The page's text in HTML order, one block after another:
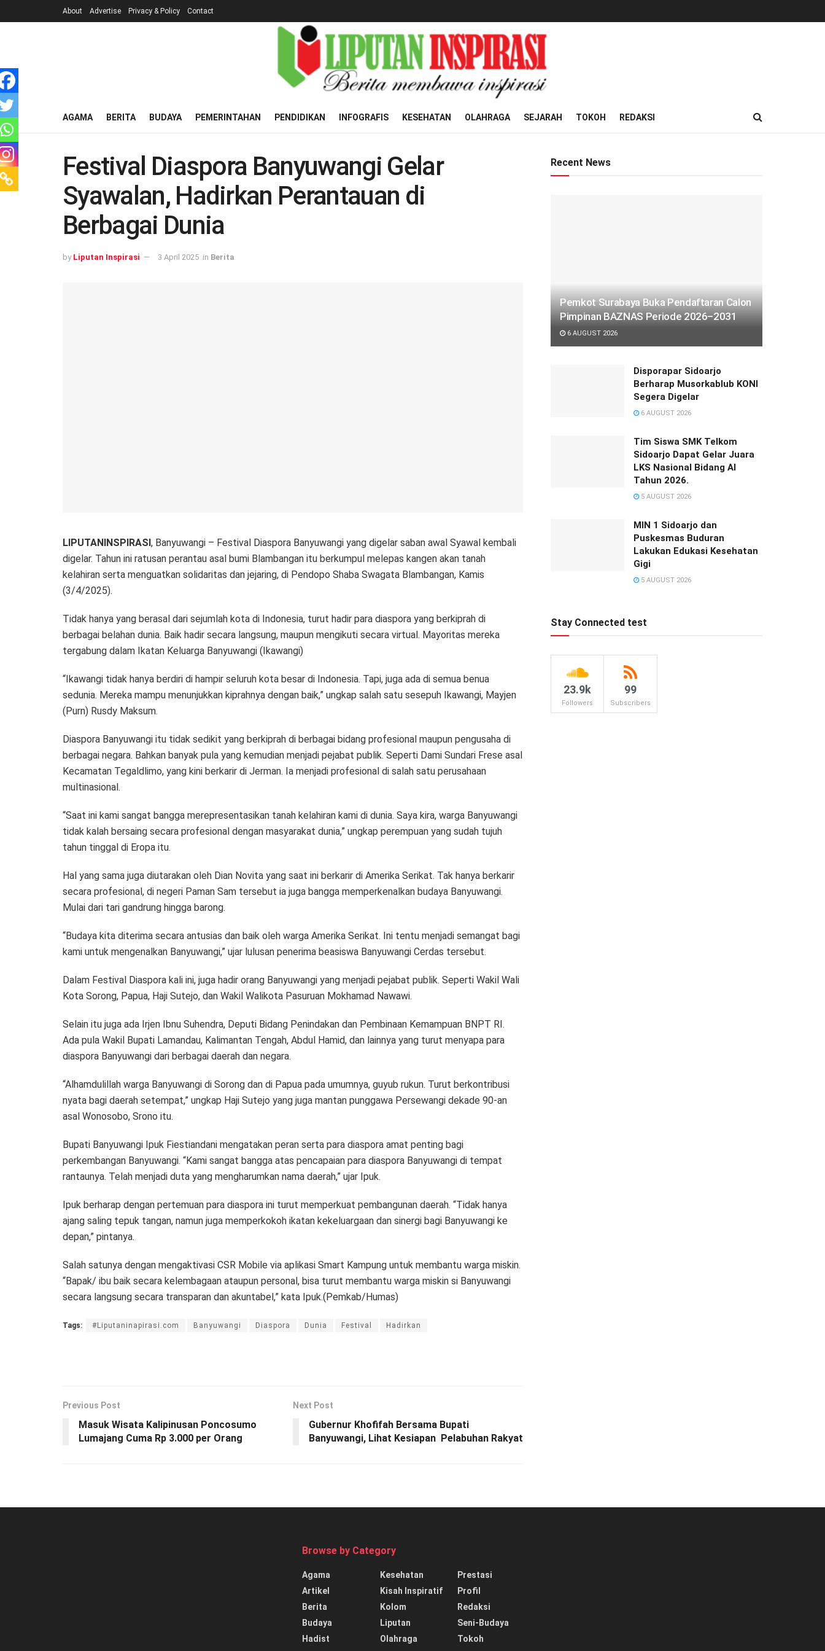
About Advertise Privacy & Policy Contact
AGAMA BERITA BUDAYA PEMERINTAHAN PENDIDIKAN INFOGRAFIS KESEHATAN OLAHRAGA SEJARAH TOKOH REDAKSI
Festival Diaspora Banyuwangi Gelar
Syawalan, Hadirkan Perantauan di
Berbagai Dunia
by Liputan Inspirasi 3 April 2025 in Berita
LIPUTANINSPIRASI, Banyuwangi – Festival Diaspora Banyuwangi yang digelar saban awal Syawal kembali
digelar. Tahun ini ratusan perantau asal bumi Blambangan itu berkumpul melepas kangen akan tanah
kelahiran serta menguatkan solidaritas dan jejaring, di Pendopo Shaba Swagata Blambangan, Kamis
(3/4/2025).
Tidak hanya yang berasal dari sejumlah kota di Indonesia, turut hadir para diaspora yang berkiprah di
berbagai belahan dunia. Baik hadir secara langsung, maupun mengikuti secara virtual. Mayoritas mereka
tergabung dalam Ikatan Keluarga Banyuwangi (Ikawangi)
“Ikawangi tidak hanya berdiri di hampir seluruh kota besar di Indonesia. Tapi, juga ada di semua benua
sedunia. Mereka mampu menunjukkan kiprahnya dengan baik,” ungkap salah satu sesepuh Ikawangi, Mayjen
(Purn) Rusdy Maksum.
Diaspora Banyuwangi itu tidak sedikit yang berkiprah di berbagai bidang profesional maupun pengusaha di
berbagai negara. Bahkan banyak pula yang kemudian menjadi pejabat publik. Seperti Dami Sundari Frese asal
Kecamatan Tegaldlimo, yang kini berkarir di Jerman. Ia menjadi profesional di salah satu perusahaan
multinasional.
“Saat ini kami sangat bangga merepresentasikan tanah kelahiran kami di dunia. Saya kira, warga Banyuwangi
tidak kalah bersaing secara profesional dengan masyarakat dunia,” ungkap perempuan yang sudah tujuh
tahun tinggal di Eropa itu.
Hal yang sama juga diutarakan oleh Dian Novita yang saat ini berkarir di Amerika Serikat. Tak hanya berkarir
secara profesional, di negeri Paman Sam tersebut ia juga bangga memperkenalkan budaya Banyuwangi.
Mulai dari tari gandrung hingga barong.
“Budaya kita diterima secara antusias dan baik oleh warga Amerika Serikat. Ini tentu menjadi semangat bagi
kami untuk mengenalkan Banyuwangi,” ujar lulusan penerima beasiswa Banyuwangi Cerdas tersebut.
Dalam Festival Diaspora kali ini, juga hadir orang Banyuwangi yang menjadi pejabat publik. Seperti Wakil Wali
Kota Sorong, Papua, Haji Sutejo, dan Wakil Walikota Pasuruan Mokhamad Nawawi.
Selain itu juga ada Irjen Ibnu Suhendra, Deputi Bidang Penindakan dan Pembinaan Kemampuan BNPT RI.
Ada pula Wakil Bupati Lamandau, Kalimantan Tengah, Abdul Hamid, dan lainnya yang turut menyapa para
diaspora Banyuwangi dari berbagai daerah dan negara.
“Alhamdulillah warga Banyuwangi di Sorong dan di Papua pada umumnya, guyub rukun. Turut berkontribusi
nyata bagi daerah setempat,” ungkap Haji Sutejo yang juga mantan punggawa Persewangi dekade 90-an
asal Wonosobo, Srono itu.
Bupati Banyuwangi Ipuk Fiestiandani mengatakan peran serta para diaspora amat penting bagi
perkembangan Banyuwangi. “Kami sangat bangga atas pencapaian para diaspora Banyuwangi di tempat
rantaunya. Telah menjadi duta yang mengharumkan nama daerah,” ujar Ipuk.
Ipuk berharap dengan pertemuan para diaspora ini turut memperkuat pembangunan daerah. “Tidak hanya
ajang saling tepuk tangan, namun juga memperkokoh ikatan kekeluargaan dan sinergi bagi Banyuwangi ke
depan,” pintanya.
Salah satunya dengan mengaktivasi CSR Mobile via aplikasi Smart Kampung untuk membantu warga miskin.
“Bapak/ ibu baik secara kelembagaan ataupun personal, bisa turut membantu warga miskin si Banyuwangi
secara langsung secara transparan dan akuntabel,” kata Ipuk.(Pemkab/Humas)
Tags: #Liputaninapirasi.com Banyuwangi Diaspora Dunia Festival Hadirkan
Previous Post
Masuk Wisata Kalipinusan Poncosumo
Lumajang Cuma Rp 3.000 per Orang
Next Post
Gubernur Khofifah Bersama Bupati
Banyuwangi, Lihat Kesiapan Pelabuhan Rakyat
Recent News
Pemkot Surabaya Buka Pendaftaran Calon
Pimpinan BAZNAS Periode 2026–2031
6 AUGUST 2026
Disporapar Sidoarjo
Berharap Musorkablub KONI
Segera Digelar
6 AUGUST 2026
Tim Siswa SMK Telkom
Sidoarjo Dapat Gelar Juara
LKS Nasional Bidang AI
Tahun 2026.
5 AUGUST 2026
MIN 1 Sidoarjo dan
Puskesmas Buduran
Lakukan Edukasi Kesehatan
Gigi
5 AUGUST 2026
Stay Connected test
23.9k
Followers
99
Subscribers
Browse by Category
Agama
Artikel
Berita
Budaya
Hadist
Kesehatan
Kisah Inspiratif
Kolom
Liputan
Olahraga
Prestasi
Profil
Redaksi
Seni-Budaya
Tokoh